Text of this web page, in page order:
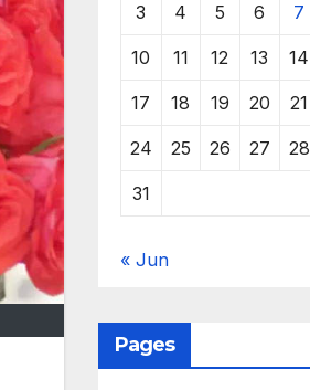
3 4 5 6 7
10 11 12 13 14
17 18 19 20 21
24 25 26 27 28
31
« Jun
Pages